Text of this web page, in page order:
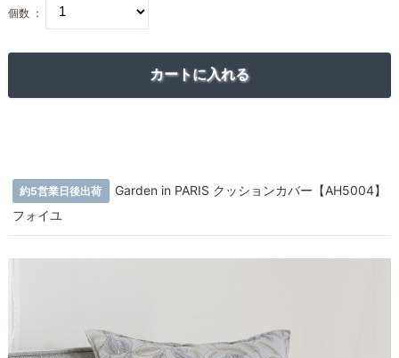
個数 ：
約5営業日後出荷
Garden in PARIS クッションカバー【AH5004】
フォイユ